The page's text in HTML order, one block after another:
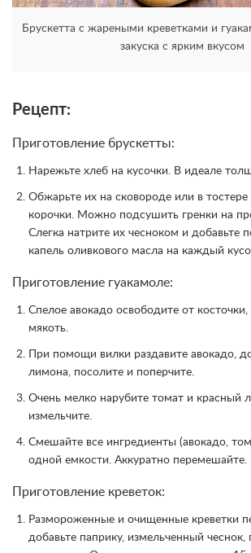
Брускетта с жареными креветками и
закуска с ярким вкусом
Рецепт:
Приготовление брускетты:
Нарежьте хлеб на кусочки. В идеале
Обжарьте их на сковороде или в
корочки. Можно подсушить гренки на
Слегка натрите их чесноком и добавьте
капель оливкового масла на каждый
Приготовление гуакамоле:
Спелое авокадо освободите от
мякоть.
При помощи вилки раздавите авокадо,
лимона, посолите и поперчите.
Очень мелко нарубите томат и красный
измельчите.
Смешайте все ингредиенты (авокадо,
одной емкости. Аккуратно перемешайте.
Приготовление креветок:
Размороженные и очищенные креветки
добавьте паприку, измельченный чеснок,